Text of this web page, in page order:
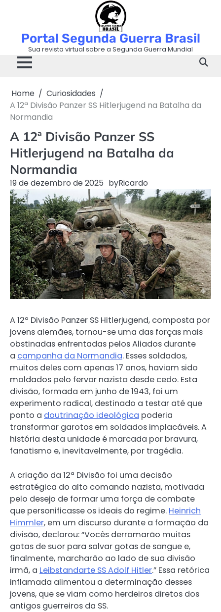
Portal Segunda Guerra Brasil
Sua revista virtual sobre a Segunda Guerra Mundial
Home
Curiosidades
A 12ª Divisão Panzer SS Hitlerjugend na Batalha da
Normandia
A 12ª Divisão Panzer SS
Hitlerjugend na Batalha da
Normandia
19 de dezembro de 2025 byRicardo
A 12ª Divisão Panzer SS Hitlerjugend, composta por
jovens alemães, tornou-se uma das forças mais
obstinadas enfrentadas pelos Aliados durante
a campanha da Normandia. Esses soldados,
muitos deles com apenas 17 anos, haviam sido
moldados pelo fervor nazista desde cedo. Esta
divisão, formada em junho de 1943, foi um
experimento radical, destinado a testar até que
ponto a doutrinação ideológica poderia
transformar garotos em soldados implacáveis. A
história desta unidade é marcada por bravura,
fanatismo e, inevitavelmente, por tragédia.
A criação da 12ª Divisão foi uma decisão
estratégica do alto comando nazista, motivada
pelo desejo de formar uma força de combate
que personificasse os ideais do regime. Heinrich
Himmler, em um discurso durante a formação da
divisão, declarou: “Vocês derramarão muitas
gotas de suor para salvar gotas de sangue e,
finalmente, marcharão ao lado de sua divisão
irmã, a Leibstandarte SS Adolf Hitler.” Essa retórica
inflamada alimentou a determinação desses
jovens, que se viam como herdeiros diretos dos
antigos guerreiros da SS.